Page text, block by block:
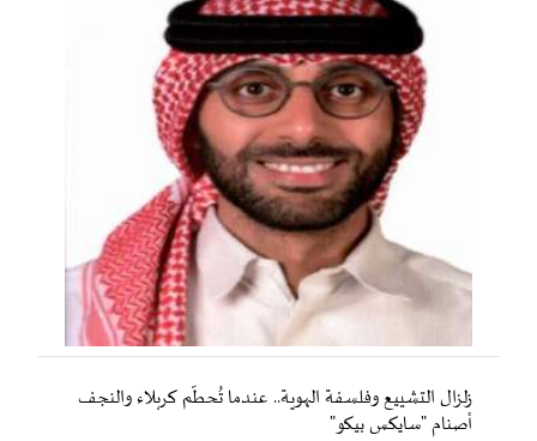
زلزال التشييع وفلسفة الهوية.. عندما تُحطّم كربلاء والنجف
أصنام "سايكس بيكو"